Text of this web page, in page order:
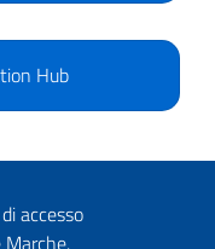
Hub
accesso